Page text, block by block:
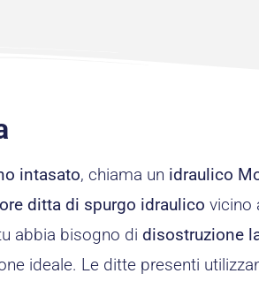
intasato, chiama un idraulico
ditta di spurgo idraulico vicino
abbia bisogno di disostruzione
ideale. Le ditte presenti